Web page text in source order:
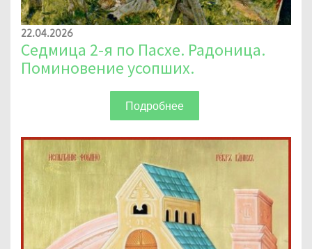
22.04.2026
Седмица 2-я по Пасхе. Радоница.
Поминовение усопших.
Подробнее